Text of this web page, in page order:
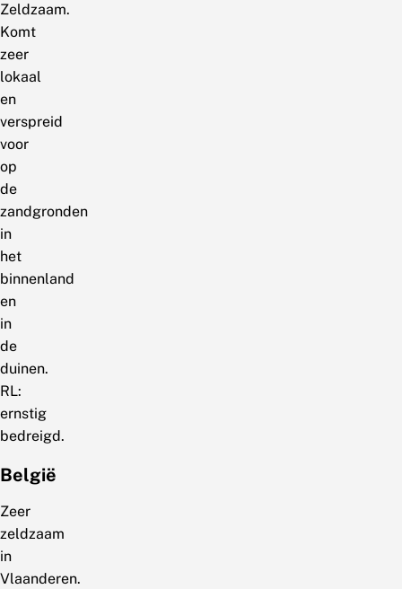
Zeldzaam.
Komt
zeer
lokaal
en
verspreid
voor
op
de
zandgronden
in
het
binnenland
en
in
de
duinen.
RL:
ernstig
bedreigd.
België
Zeer
zeldzaam
in
Vlaanderen.